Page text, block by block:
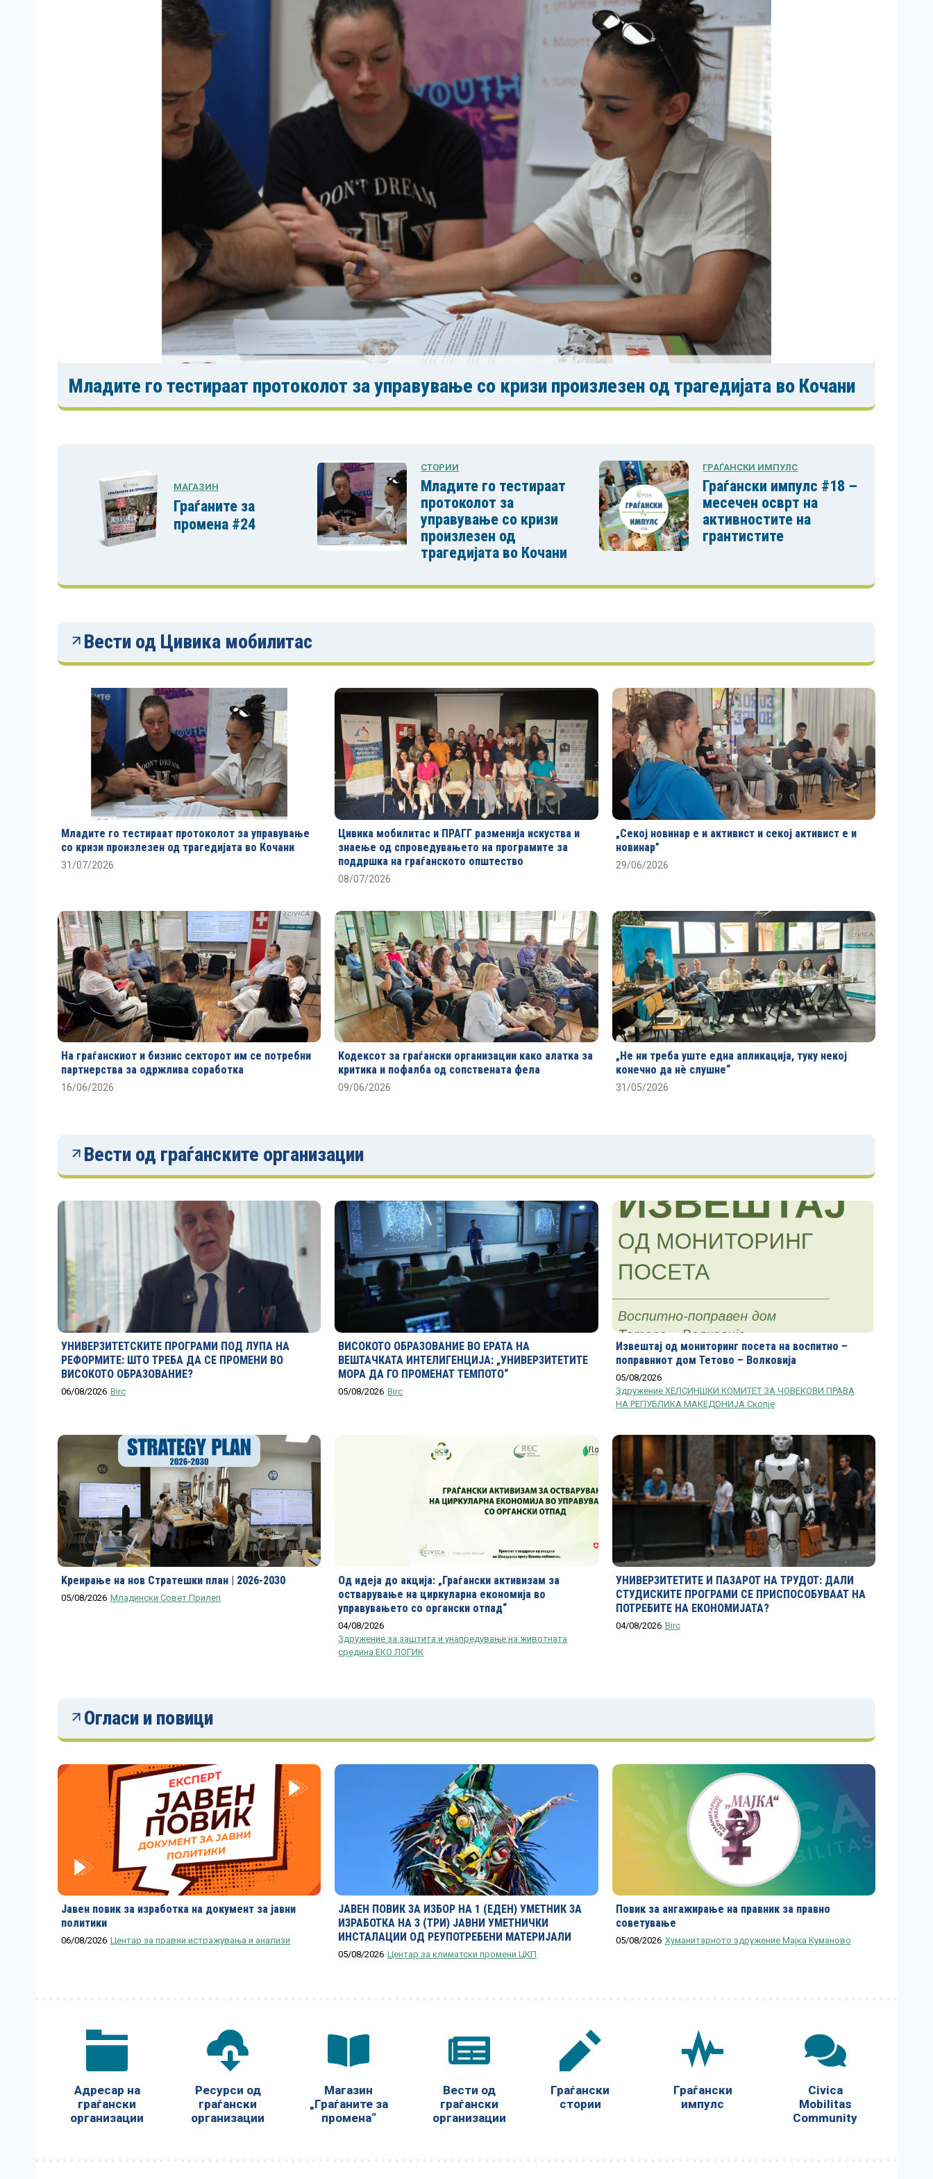
Младите го тестираат протоколот за управување со кризи произлезен од трагедијата во Кочани
МАГАЗИН
Граѓаните за
промена #24
СТОРИИ
Младите го тестираат
протоколот за
управување со кризи
произлезен од
трагедијата во Кочани
ГРАЃАНСКИ ИМПУЛС
Граѓански импулс #18 –
месечен осврт на
активностите на
грантистите
Вести од Цивика мобилитас
Младите го тестираат протоколот за управување
со кризи произлезен од трагедијата во Кочани
31/07/2026
Цивика мобилитас и ПРАГГ разменија искуства и
знаење од спроведувањето на програмите за
поддршка на граѓанското општество
08/07/2026
„Секој новинар е и активист и секој активист е и
новинар”
29/06/2026
На граѓанскиот и бизнис секторот им се потребни
партнерства за одржлива соработка
16/06/2026
Кодексот за граѓански организации како алатка за
критика и пофалба од сопствената фела
09/06/2026
„Не ни треба уште една апликација, туку некој
конечно да нè слушне“
31/05/2026
Вести од граѓанските организации
УНИВЕРЗИТЕТСКИТЕ ПРОГРАМИ ПОД ЛУПА НА
РЕФОРМИТЕ: ШТО ТРЕБА ДА СЕ ПРОМЕНИ ВО
ВИСОКОТО ОБРАЗОВАНИЕ?
06/08/2026 Birc
ВИСОКОТО ОБРАЗОВАНИЕ ВО ЕРАТА НА
ВЕШТАЧКАТА ИНТЕЛИГЕНЦИЈА: „УНИВЕРЗИТЕТИТЕ
МОРА ДА ГО ПРОМЕНАТ ТЕМПОТО“
05/08/2026 Birc
Извештај од мониторинг посета на воспитно –
поправниот дом Тетово – Волковија
05/08/2026
Здружение ХЕЛСИНШКИ КОМИТЕТ ЗА ЧОВЕКОВИ ПРАВА
НА РЕПУБЛИКА МАКЕДОНИЈА Скопје
Kреирање на нов Стратешки план | 2026-2030
05/08/2026 Младински Совет Прилеп
Од идеја до акција: „Граѓански активизам за
остварување на циркуларна економија во
управувањето со органски отпад“
04/08/2026
Здружение за заштита и унапредување на животната
средина ЕКО ЛОГИК
УНИВЕРЗИТЕТИТЕ И ПАЗАРОТ НА ТРУДОТ: ДАЛИ
СТУДИСКИТЕ ПРОГРАМИ СЕ ПРИСПОСОБУВААТ НА
ПОТРЕБИТЕ НА ЕКОНОМИЈАТА?
04/08/2026 Birc
Огласи и повици
Јавен повик за изработка на документ за јавни
политики
06/08/2026 Центар за правни истражувања и анализи
ЈАВЕН ПОВИК ЗА ИЗБОР НА 1 (ЕДЕН) УМЕТНИК ЗА
ИЗРАБОТКА НА 3 (ТРИ) ЈАВНИ УМЕТНИЧКИ
ИНСТАЛАЦИИ ОД РЕУПОТРЕБЕНИ МАТЕРИЈАЛИ
05/08/2026 Центар за климатски промени ЦКП
Повик за ангажирање на правник за правно
советување
05/08/2026 Хуманитарното здружение Мајка Куманово
Адресар на
граѓански
организации
Ресурси од
граѓански
организации
Магазин
„Граѓаните за
промена“
Вести од
граѓански
организации
Граѓански
стории
Граѓански
импулс
Civica
Mobilitas
Community